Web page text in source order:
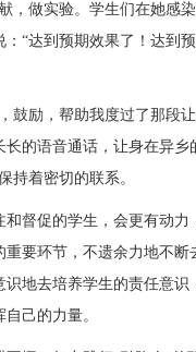
，做实验。学生们在她感
“达到预期效果了！达到
鼓励，帮助我度过了那段
的语音通话，让身在异乡
持着密切的联系。
督促的学生，会更有动力
要环节，不遗余力地不断
地去培养学生的责任意识
己的力量。